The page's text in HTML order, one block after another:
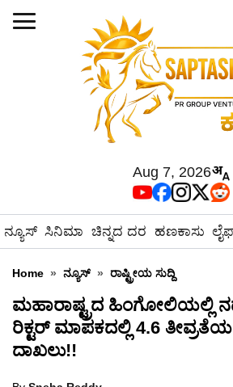
Aug 7, 2026
ನ್ಯೂಸ್ ಸಿನಿಮಾ ಚಿನ್ನದ ದರ ಹಣಕಾಸು
Home » ನ್ಯೂಸ್ » ರಾಷ್ಟ್ರೀಯ ಸುದ್ದಿ
ಮಹಾರಾಷ್ಟ್ರದ ಹಿಂಗೋಲಿಯಲ್ಲಿ
ರಿಕ್ಟರ್ ಮಾಪಕದಲ್ಲಿ 4.6
ದಾಖಲು!!